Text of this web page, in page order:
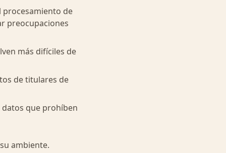
procesamiento de
preocupaciones
más difíciles de
de titulares de
que prohíben
ambiente.